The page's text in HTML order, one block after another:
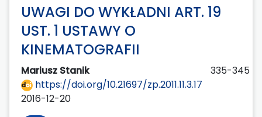
UWAGI DO WYKŁADNI ART. 19
UST. 1 USTAWY O
KINEMATOGRAFII
Mariusz Stanik
335-345
https://doi.org/10.21697/zp.2011.11.3.17
2016-12-20